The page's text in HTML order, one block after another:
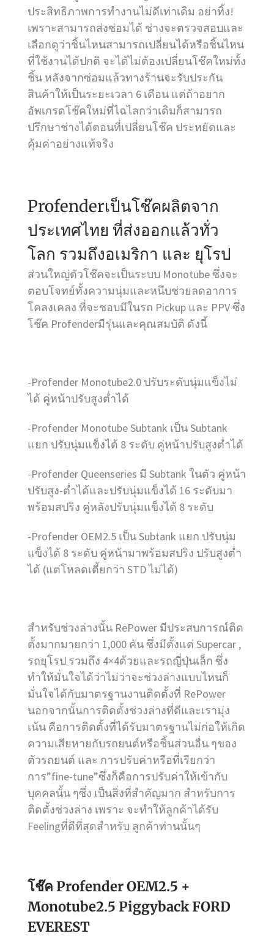
ประสิทธิภาพการทำงานไม่ดีเท่าเดิม อย่าทิ้ง!
เพราะสามารถส่งซ่อมได้ ช่างจะตรวจสอบและ
เลือกดูว่าชิ้นไหนสามารถเปลี่ยนได้หรือชิ้นไหน
ที่ใช้งานได้ปกติ จะได้ไม่ต้องเปลี่ยนโช๊คใหม่ทั้ง
ชิ้น หลังจากซ่อมแล้วทางร้านจะรับประกัน
สินค้าให้เป็นระยะเวลา 6 เดือน แต่ถ้าอยาก
อัพเกรดโช๊คใหม่ที่ไฉไลกว่าเดิมก็สามารถ
ปรึกษาช่างได้ตอนที่เปลี่ยนโช๊ค ประหยัดและ
คุ้มค่าอย่างแท้จริง
Profenderเป็นโช๊คผลิตจาก
ประเทศไทย ที่ส่งออกแล้วทั่ว
โลก รวมถึงอเมริกา และ ยุโรป
ส่วนใหญ่ตัวโช๊คจะเป็นระบบ Monotube ซึ่งจะ
ตอบโจทย์ทั้งความนุ่มและหนึบช่วยลดอาการ
โคลงเคลง ที่จะชอบมีในรถ Pickup และ PPV ซึ่ง
โช๊ค Profenderมีรุ่นและคุณสมบัติ ดังนี้
-Profender Monotube2.0 ปรับระดับนุ่มแข็งไม่
ได้ คู่หน้าปรับสูงต่ำได้
-Profender Monotube Subtank เป็น Subtank
แยก ปรับนุ่มแข็งได้ 8 ระดับ คู่หน้าปรับสูงต่ำได้
-Profender Queenseries มี Subtank ในตัว คู่หน้า
ปรับสูง-ต่ำได้และปรับนุ่มแข็งได้ 16 ระดับมา
พร้อมสปริง คู่หลังปรับนุ่มแข็งได้ 8 ระดับ
-Profender OEM2.5 เป็น Subtank แยก ปรับนุ่ม
แข็งได้ 8 ระดับ คู่หน้ามาพร้อมสปริง ปรับสูงต่ำ
ได้ (แต่โหลดเตี้ยกว่า STD ไม่ได้)
สำหรับช่วงล่างนั้น RePower มีประสบการณ์ติด
ตั้งมากมายกว่า 1,000 คัน ซึ่งมีตั้งแต่ Supercar ,
รถยุโรป รวมถึง 4×4ด้วยและรถญี่ปุ่นเล็ก ซึ่ง
ทำให้มั่นใจได้ว่าไม่ว่าจะช่วงล่างแบบไหนก็
มั่นใจได้กับมาตรฐานงานติดตั้งที่ RePower
นอกจากนั้นการติดตั้งช่วงล่างที่ดีและเรามุ่ง
เน้น คือการติดตั้งที่ได้รับมาตรฐานไม่ก่อให้เกิด
ความเสียหายกับรถยนต์หรือชิ้นส่วนอื่น ๆของ
ตัวรถยนต์ และ การปรับค่าหรือที่เรียกว่า
การ”fine-tune”ซึ่งก็คือการปรับค่าให้เข้ากับ
บุคคลนั้น ๆซึ่ง เป็นสิ่งที่สำคัญมาก สำหรับการ
ติดตั้งช่วงล่าง เพราะ จะทำให้ลูกค้าได้รับ
Feelingที่ดีที่สุดสำหรับ ลูกค้าท่านนั้นๆ
โช๊ค Profender OEM2.5 +
Monotube2.5 Piggyback FORD
EVEREST